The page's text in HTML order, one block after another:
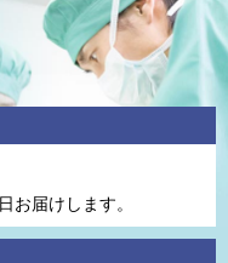
お届けします。